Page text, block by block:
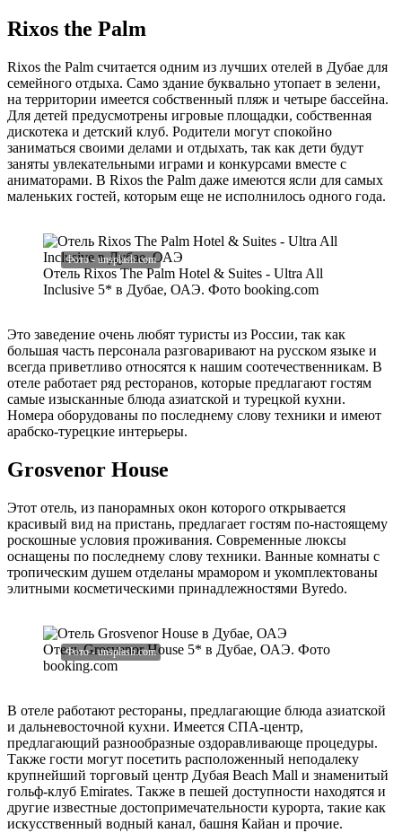
Rixos the Palm
Rixos the Palm считается одним из лучших отелей в Дубае для
семейного отдыха. Само здание буквально утопает в зелени,
на территории имеется собственный пляж и четыре бассейна.
Для детей предусмотрены игровые площадки, собственная
дискотека и детский клуб. Родители могут спокойно
заниматься своими делами и отдыхать, так как дети будут
заняты увлекательными играми и конкурсами вместе с
аниматорами. В Rixos the Palm даже имеются ясли для самых
маленьких гостей, которым еще не исполнилось одного года.
Отель Rixos The Palm Hotel & Suites - Ultra All
Inclusive 5* в Дубае, ОАЭ. Фото booking.com
Это заведение очень любят туристы из России, так как
большая часть персонала разговаривают на русском языке и
всегда приветливо относятся к нашим соотечественникам. В
отеле работает ряд ресторанов, которые предлагают гостям
самые изысканные блюда азиатской и турецкой кухни.
Номера оборудованы по последнему слову техники и имеют
арабско-турецкие интерьеры.
Grosvenor House
Этот отель, из панорамных окон которого открывается
красивый вид на пристань, предлагает гостям по-настоящему
роскошные условия проживания. Современные люксы
оснащены по последнему слову техники. Ванные комнаты с
тропическим душем отделаны мрамором и укомплектованы
элитными косметическими принадлежностями Byredo.
Отель Grosvenor House 5* в Дубае, ОАЭ. Фото
booking.com
В отеле работают рестораны, предлагающие блюда азиатской
и дальневосточной кухни. Имеется СПА-центр,
предлагающий разнообразные оздоравливающе процедуры.
Также гости могут посетить расположенный неподалеку
крупнейший торговый центр Дубая Beach Mall и знаменитый
гольф-клуб Emirates. Также в пешей доступности находятся и
другие известные достопримечательности курорта, такие как
искусственный водный канал, башня Кайан и прочие.